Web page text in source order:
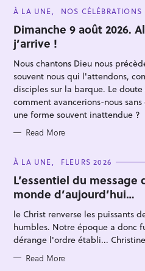
C
T
E
G
O
R
I
E
S
À LA UNE NOS CÉLÉBRATIONS
Dimanche 9 août 2026.
j’arrive !
Nous chantons Dieu nous
souvent nous qui l'attendons,
disciples sur la barque. Le
comment avancerions-nous
une forme souvent inattendue ?
Read More
C
T
E
G
O
R
I
E
S
À LA UNE FLEURS 2026
L’essentiel du message
monde d’aujourd’hui…
le Christ renverse les puissants
humbles. Notre époque a donc
dérange l'ordre établi...
Read More
S
e
r
c
h
f
o
r
: